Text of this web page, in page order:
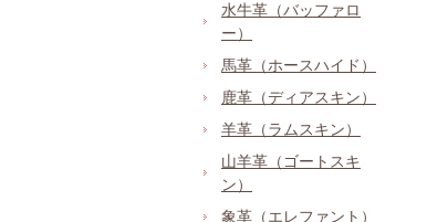
水牛革（バッファロ
ー）
馬革（ホースハイド）
鹿革（ディアスキン）
羊革（ラムスキン）
山羊革（ゴートスキ
ン）
象革（エレファント）